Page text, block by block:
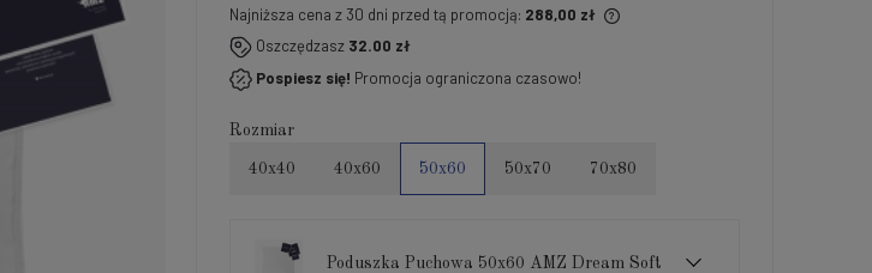
Najniższa cena z 30 dni przed tą promocją: 288,00 zł
Jeżeli produkt jest sprzedawany krócej niż
30 dni, wyświetlana jest najniższa cena od
Oszczędzasz 32.00 zł
Pospiesz się! Promocja ograniczona czasowo!
Rozmiar
40x40 40x60 50x60 50x70 70x80
Poduszka Puchowa 50x60 AMZ Dream Soft